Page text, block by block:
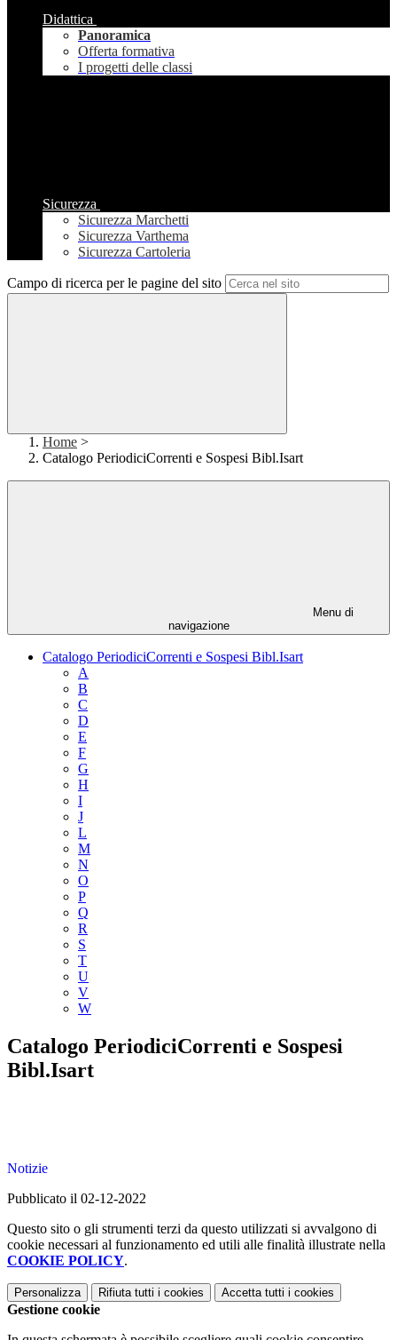
Didattica
Panoramica
Offerta formativa
I progetti delle classi
Sicurezza
Sicurezza Marchetti
Sicurezza Varthema
Sicurezza Cartoleria
Campo di ricerca per le pagine del sito
Home >
Catalogo PeriodiciCorrenti e Sospesi Bibl.Isart
Menu di
navigazione
Catalogo PeriodiciCorrenti e Sospesi Bibl.Isart
A
B
C
D
E
F
G
H
I
J
L
M
N
O
P
Q
R
S
T
U
V
W
Catalogo PeriodiciCorrenti e Sospesi
Bibl.Isart
Notizie
Pubblicato il 02-12-2022
Questo sito o gli strumenti terzi da questo utilizzati si avvalgono di
cookie necessari al funzionamento ed utili alle finalità illustrate nella
COOKIE POLICY.
Personalizza Rifiuta tutti i cookies Accetta tutti i cookies
Gestione cookie